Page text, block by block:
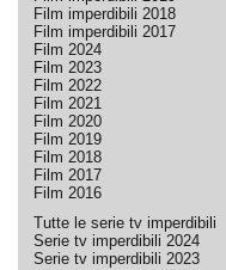
Film imperdibili 2018
Film imperdibili 2017
Film 2024
Film 2023
Film 2022
Film 2021
Film 2020
Film 2019
Film 2018
Film 2017
Film 2016
Tutte le serie tv imperdibili
Serie tv imperdibili 2024
Serie tv imperdibili 2023